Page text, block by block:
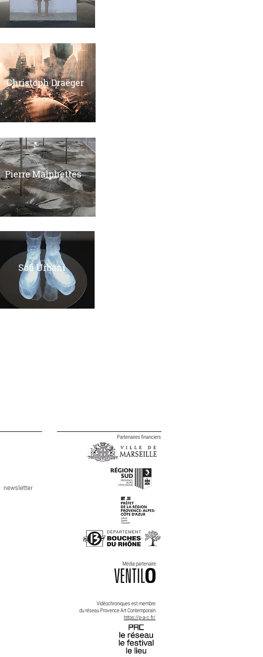
ChristophDraëger
Pierre Malphettes
Sofi Urbani
· newsletter
Partenaires financiers
Média partenaire
Vidéochroniques est membre
duréseau Provence Art Contemporain
https://p-a-c.fr/